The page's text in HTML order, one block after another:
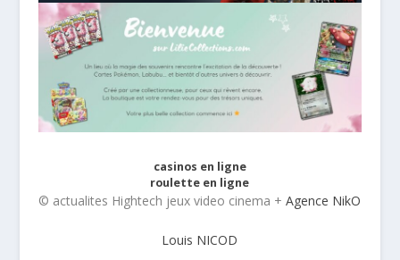
casinos en ligne
roulette en ligne
© actualites Hightech jeux video cinema +Agence NikO
Louis NICOD